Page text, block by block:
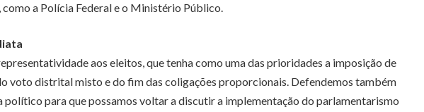
a Polícia Federal e o Ministério Público.
aos eleitos, que tenha como uma das prioridades a imposição de
voto distrital misto e do fim das coligações proporcionais. Defendemos também
político para que possamos voltar a discutir a implementação do parlamentarismo